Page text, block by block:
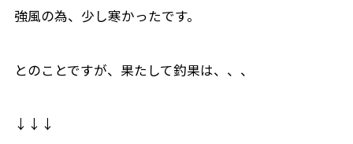
強風の為、少し寒かったです。
とのことですが、果たして釣果は、、、
↓↓↓